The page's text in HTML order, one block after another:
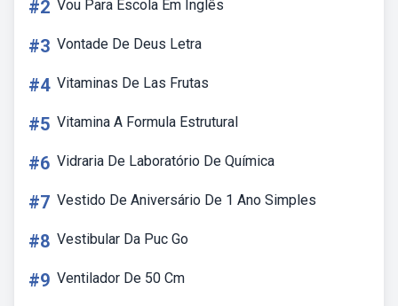
#2 Vou Para Escola Em Inglês
#3 Vontade De Deus Letra
#4 Vitaminas De Las Frutas
#5 Vitamina A Formula Estrutural
#6 Vidraria De Laboratório De Química
#7 Vestido De Aniversário De 1 Ano Simples
#8 Vestibular Da Puc Go
#9 Ventilador De 50 Cm